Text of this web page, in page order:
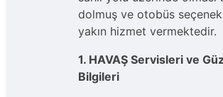
dolmuş ve otobüs
yakın hizmet vermektedir.
1. HAVAŞ Servisleri ve
Bilgileri